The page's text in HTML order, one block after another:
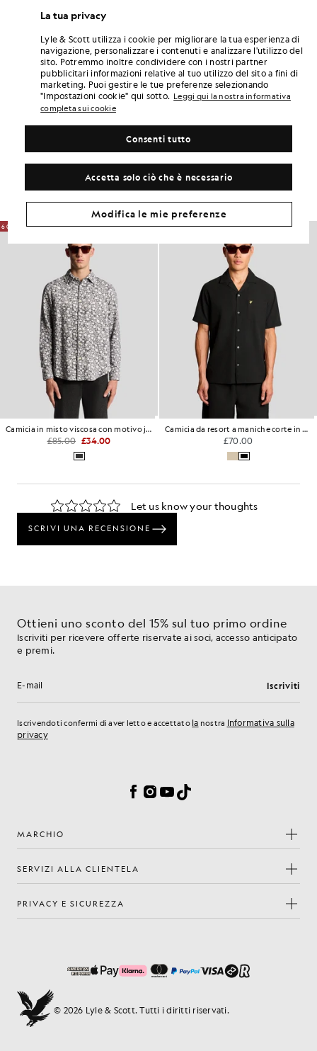
Consegna a domicilio e punti di ritiro. Resi e cambi gratuiti.
Guadagna il doppio! Con questo acquisto ottieni
punti222.
6 points = 1,00 £
ISCRIVITI
DETTAGLI DEL PRODOTTO
ADATTABILITÀ DEL PRODOTTO
Crea il tuo look
Completa il tuo look con capi raffinati, pensati per dare un tocco di
classe al tuo guardaroba.
60% DI SCONTO
Camicia in misto viscosa con motivo jacquard floreale
£85.00 £34.00
Camicia da resort a maniche corte in tessuto stropicciato
£70.00
Ottieni uno sconto del 15% sul tuo primo ordine
Iscriviti per ricevere offerte riservate ai soci, accesso anticipato
e premi.
Indirizzo e-mail Iscriviti
Iscrivendoti confermi di aver letto e accettato la nostra Informativa sulla
privacy
Facebook
Instagram
YouTube
TikTok
MARCHIO
SERVIZI ALLA CLIENTELA
PRIVACY E SICUREZZA
© 2026 Lyle & Scott. Tutti i diritti riservati.
La tua privacy
Lyle & Scott utilizza i cookie per migliorare la tua esperienza di
navigazione, personalizzare i contenuti e analizzare l'utilizzo del
sito. Potremmo inoltre condividere con i nostri partner
pubblicitari informazioni relative al tuo utilizzo del sito a fini di
marketing. Puoi gestire le tue preferenze selezionando
"Impostazioni cookie" qui sotto. Leggi qui la nostra informativa
completa sui cookie
Accetta solo ciò che è necessario
Consenti tutto
Modifica le mie preferenze